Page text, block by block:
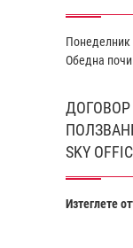
Понеделник
Обедна
SKY
Изтеглете